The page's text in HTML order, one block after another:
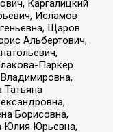
Каргалицкий
Исламов
Щаров
Альбертович,
Паркер
Татьяна
Борисовна,
Юлия Юрьевна,